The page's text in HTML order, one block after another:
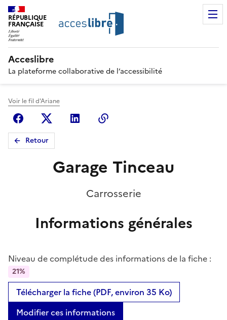
RÉPUBLIQUE
FRANÇAISE
Acceslibre
La plateforme collaborative de l’accessibilité
Voir le fil d'Ariane
FacebookX (anciennement Twitter)
Linkedin
Retour
Garage Tinceau
Carrosserie
Informations générales
Niveau de complétude des informations de la fiche :
21%
Télécharger la fiche (PDF, environ 35 Ko)
Modifier ces informations